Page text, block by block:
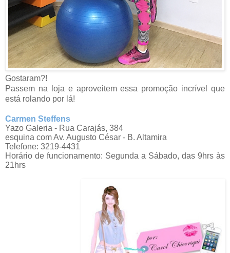
Gostaram?!
Passem na loja e aproveitem essa promoção incrível que
está rolando por lá!
Carmen Steffens
Yazo Galeria - Rua Carajás, 384
esquina com Av. Augusto César - B. Altamira
Telefone: 3219-4431
Horário de funcionamento: Segunda a Sábado, das 9hrs às
21hrs